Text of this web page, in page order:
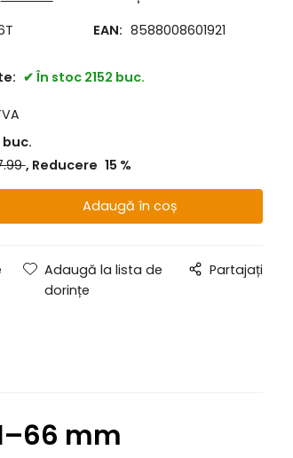
EAN: 8588008601921
În stoc 2152 buc.
buc.
Reducere 15 %
Adaugă la lista de
dorințe
Partajați
mm